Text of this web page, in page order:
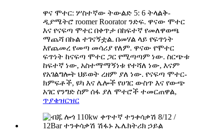
ዋና ሞተር: ሦስተኛው ትውልድ 5: 6 ትላልቅ-
ዲያሜትሮ roomer Roorator ንድፍ. ዋናው ሞተር
እና የናፍጣ ሞተር በቀጥታ በከፍተኛ የመለዋወጫ
ማጨሻ በኩል ተገናኝቷል. በመሃል ላይ የፍጥነት
እየጨመረ የመጣ መሳሪያ የለም. ዋናው የሞተር
ፍጥነት ከናፍጣ ሞተር ጋር የሚጣጣም ነው. ስርጭቱ
ከፍተኛ ነው, አስተማማኝነቱ የተሻለ ነው, እናም
የአገልግሎት ህይወት ረዘም ያለ ነው. የናፍጣ ሞተር-
ክምፍቶች, ዩካ እና ሌሎች የሀገር ውስጥ እና የውጭ
አገር የንግድ ስም ሰፋ ያለ ሞተሮች ተመርጠዋል,
ጥያቄዝርዝር